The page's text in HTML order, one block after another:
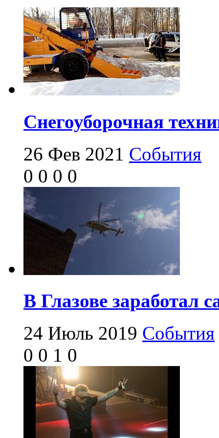
Снегоуборочная
26 Фев 2021 События
0 0 0 0
В Глазове заработал
24 Июль 2019 События
0 0 1 0